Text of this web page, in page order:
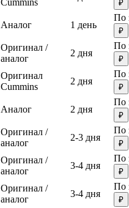
₽
Аналог 1 день
По
₽
Оригинал /
аналог
2 дня
По
₽
Оригинал
Cummins
2 дня
По
₽
Аналог 2 дня
По
₽
Оригинал /
аналог
2-3 дня
По
₽
Оригинал /
аналог
3-4 дня
По
₽
Оригинал /
аналог
3-4 дня
По
₽